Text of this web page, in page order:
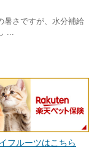
暑さですが、水分補給
...
フルーツはこちら